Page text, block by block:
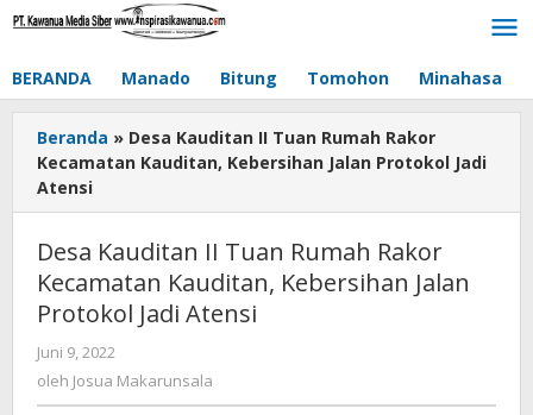
Lewati
BERANDA Manado Bitung Tomohon Minahasa
Beranda » Desa Kauditan II Tuan Rumah Rakor
Kecamatan Kauditan, Kebersihan Jalan Protokol Jadi
Atensi
Desa Kauditan II Tuan Rumah Rakor
Kecamatan Kauditan, Kebersihan Jalan
Protokol Jadi Atensi
Juni 9, 2022
Josua
oleh Josua Makarunsala